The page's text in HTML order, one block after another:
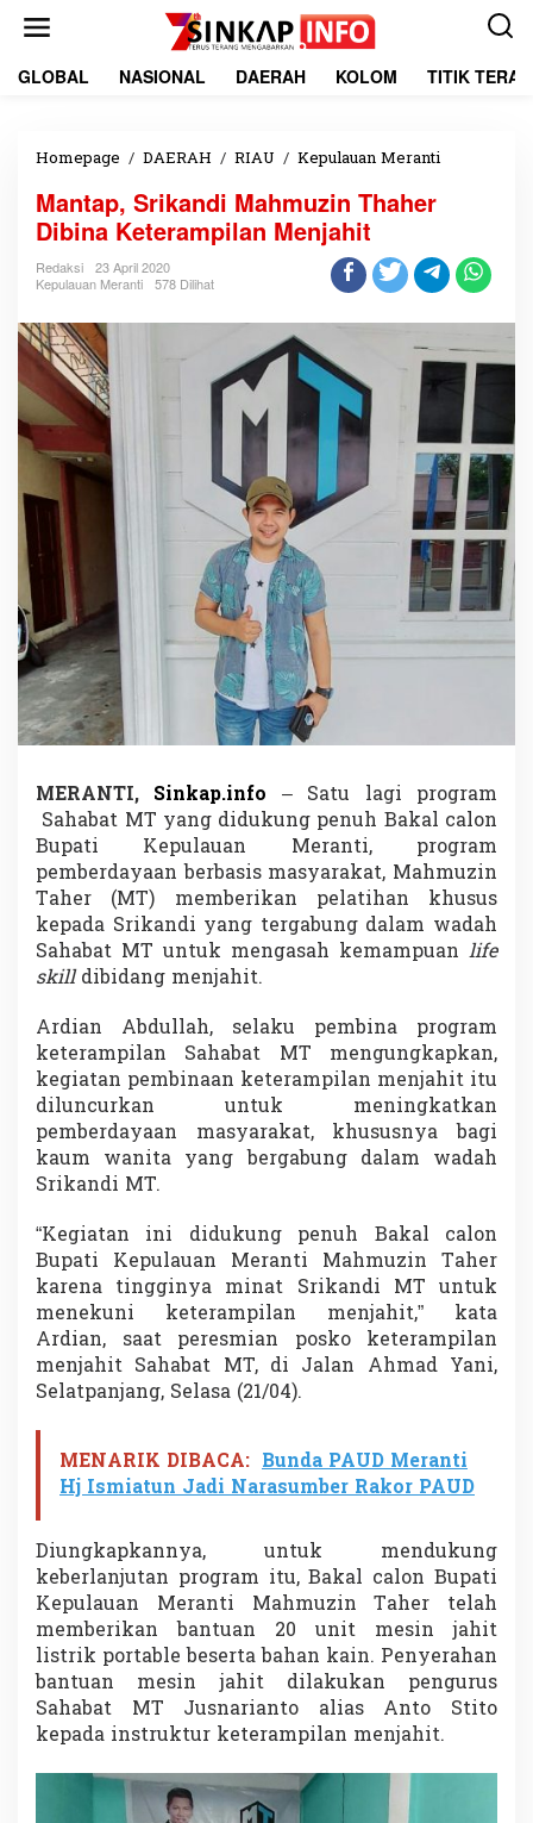
GLOBAL NASIONAL DAERAH KOLOM TITIK
Homepage / DAERAH / RIAU / Kepulauan Meranti
p
,
r
d
i
M
a
h
m
u
z
i
T
i
b
i
n
a
K
e
t
m
p
i
l
M
a
h
i
Mantap, Srikandi Mahmuzin Thaher
Dibina Keterampilan Menjahit
Redaksi
23 April 2020
Kepulauan Meranti
578 Dilihat
MERANTI, Sinkap.info – Satu lagi program
Sahabat MT yang didukung penuh Bakal calon
Bupati Kepulauan Meranti, program
pemberdayaan berbasis masyarakat, Mahmuzin
Taher (MT) memberikan pelatihan khusus
kepada Srikandi yang tergabung dalam wadah
Sahabat MT untuk mengasah kemampuan life
skilldibidang menjahit.
Ardian Abdullah, selaku pembina program
keterampilan Sahabat MT mengungkapkan,
kegiatan pembinaan keterampilan menjahit itu
diluncurkan untuk meningkatkan
pemberdayaan masyarakat, khususnya bagi
kaum wanita yang bergabung dalam wadah
Srikandi MT.
“Kegiatan ini didukung penuh Bakal calon
Bupati Kepulauan Meranti Mahmuzin Taher
karena tingginya minat Srikandi MT untuk
menekuni keterampilan menjahit,” kata
Ardian, saat peresmian posko keterampilan
menjahit Sahabat MT, di Jalan Ahmad Yani,
Selatpanjang, Selasa (21/04).
MENARIK DIBACA: Bunda PAUD Meranti
Hj Ismiatun Jadi Narasumber Rakor PAUD
Diungkapkannya, untuk mendukung
keberlanjutan program itu, Bakal calon Bupati
Kepulauan Meranti Mahmuzin Taher telah
memberikan bantuan 20 unit mesin jahit
listrik portable beserta bahan kain. Penyerahan
bantuan mesin jahit dilakukan pengurus
Sahabat MT Jusnarianto alias Anto Stito
kepada instruktur keterampilan menjahit.